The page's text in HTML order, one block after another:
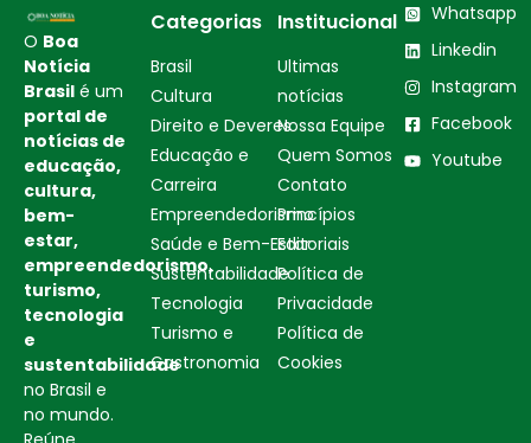
O Boa
Notícia
Brasil é um
portal de
notícias de
educação,
cultura,
bem-
estar,
empreendedorismo,
turismo,
tecnologia
e
sustentabilidade
no Brasil e
no mundo.
Categorias
Brasil
Cultura
Direito e Deveres
Educação e
Carreira
Empreendedorismo
Saúde e Bem-Estar
Sustentabilidade
Tecnologia
Turismo e
Gastronomia
Institucional
Ultimas
notícias
Nossa Equipe
Quem Somos
Contato
Princípios
Editoriais
Política de
Privacidade
Política de
Cookies
Whatsapp
Linkedin
Instagram
Facebook
Youtube